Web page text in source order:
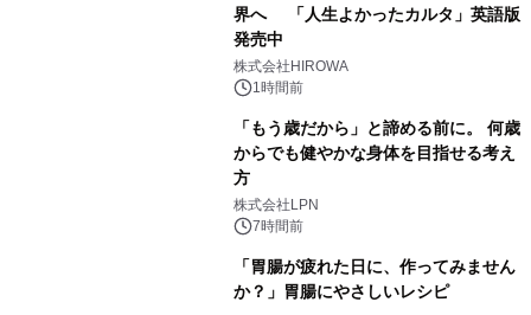
界へ 「人生よかったカルタ」英語版
発売中
株式会社HIROWA
1時間前
「もう歳だから」と諦める前に。 何歳
からでも健やかな身体を目指せる考え
方
株式会社LPN
7時間前
「胃腸が疲れた日に、作ってみません
か？」胃腸にやさしいレシピ